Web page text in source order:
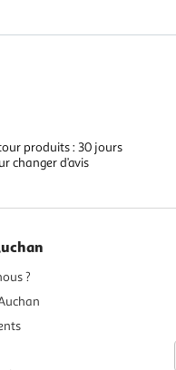
produits : 30 jours
changer d’avis
?